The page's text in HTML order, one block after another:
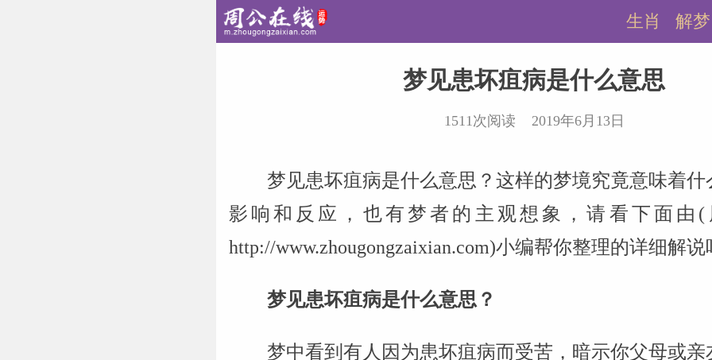
解梦
生肖
梦见患坏疽病是什么意思
1511次阅读 2019年6月13日
梦见患坏疽病是什么意思？这样的梦境究竟意味着
影响和反应，也有梦者的主观想象，请看下面由
http://www.zhougongzaixian.com)小编帮你整理的详细解说
梦见患坏疽病是什么意思？
梦中看到有人因为患坏疽病而受苦，暗示你父母或